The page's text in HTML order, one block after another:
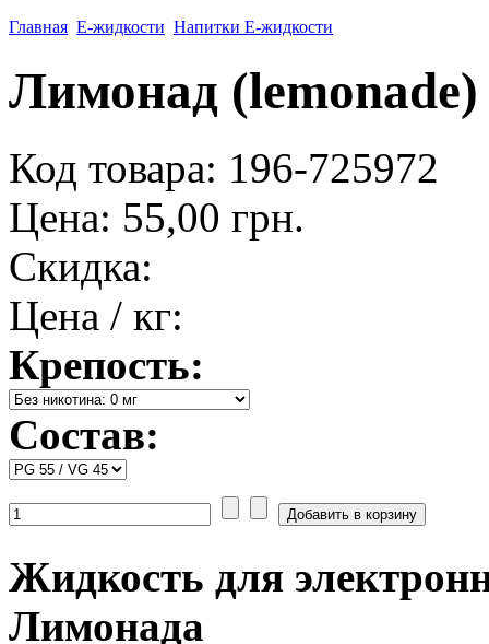
Главная Е-жидкости Напитки Е-жидкости
Лимонад
Код товара: 196-725972
Цена: 55,00 грн.
Скидка:
Цена / кг:
Крепость:
Состав:
Жидкость для
Лимонада